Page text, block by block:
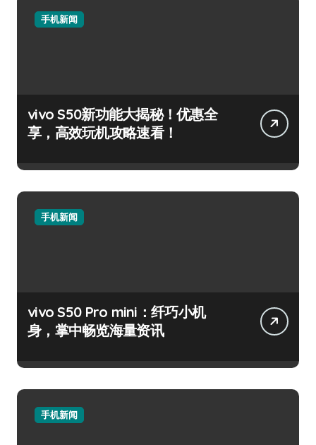
手机新闻
vivo S50新功能大揭秘！优惠全
享，高效玩机攻略速看！
手机新闻
vivo S50 Pro mini：纤巧小机
身，掌中畅览海量资讯
手机新闻